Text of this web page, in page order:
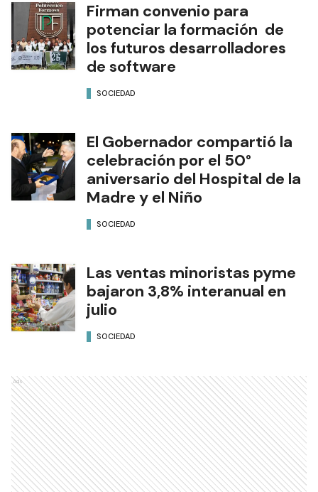
Firman convenio para
potenciar la formación de
los futuros desarrolladores
de software
SOCIEDAD
El Gobernador compartió la
celebración por el 50°
aniversario del Hospital de la
Madre y el Niño
SOCIEDAD
Las ventas minoristas pyme
bajaron 3,8% interanual en
julio
SOCIEDAD
Ads